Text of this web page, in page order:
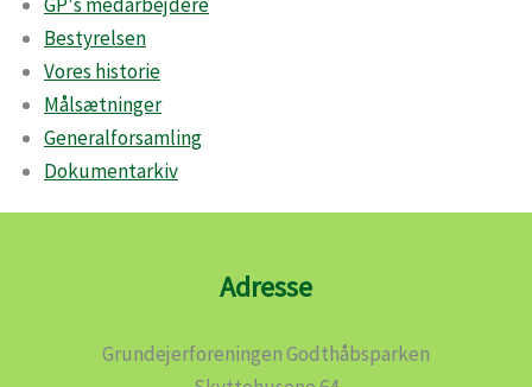
Bestyrelsen
Vores historie
Målsætninger
Generalforsamling
Dokumentarkiv
Adresse
Grundejerforeningen Godthåbsparken